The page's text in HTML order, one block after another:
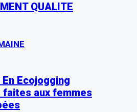
QUALITE
Ecojogging
faites aux femmes